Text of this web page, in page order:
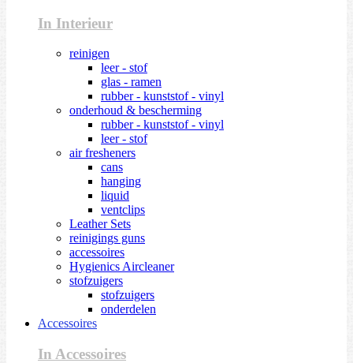
In Interieur
reinigen
leer - stof
glas - ramen
rubber - kunststof - vinyl
onderhoud & bescherming
rubber - kunststof - vinyl
leer - stof
air fresheners
cans
hanging
liquid
ventclips
Leather Sets
reinigings guns
accessoires
Hygienics Aircleaner
stofzuigers
stofzuigers
onderdelen
Accessoires
In Accessoires